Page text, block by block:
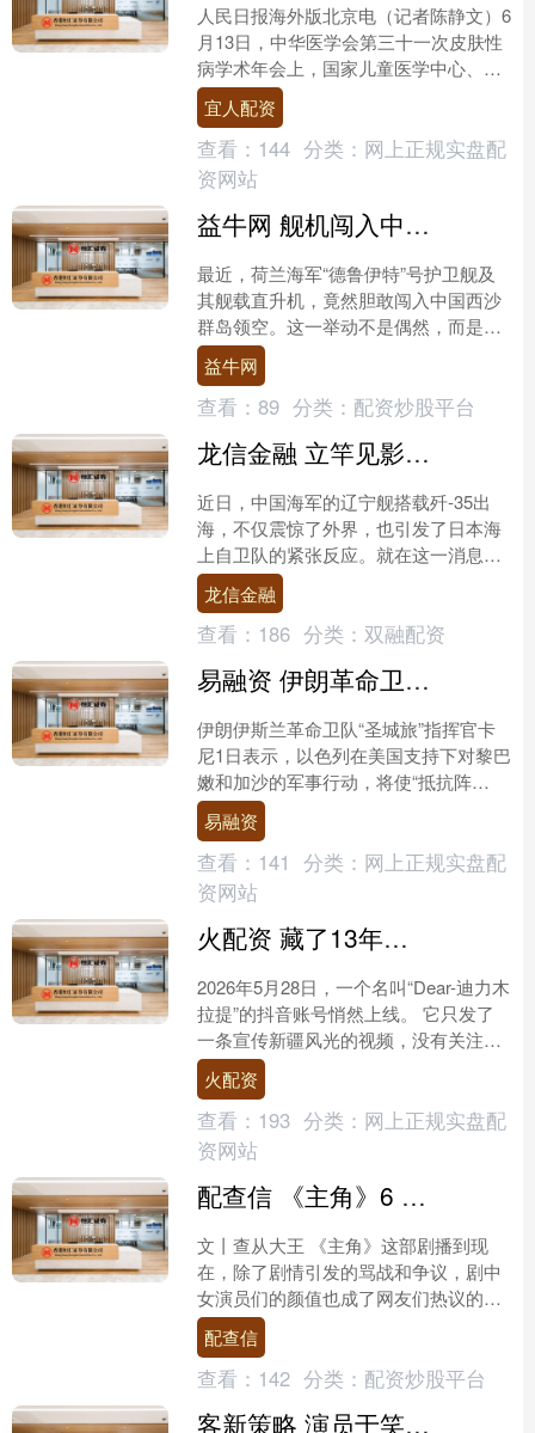
人民日报海外版北京电（记者陈静文）6
月13日，中华医学会第三十一次皮肤性
病学术年会上，国家儿童医学中心、北
京儿童医院梁源教授发布泽立美®本维
莫德乳膏治疗3—24....
宜人配资
查看： 144 分类： 网上正规实盘配
资网站
益牛网 舰机闯入中国西沙群岛领空后患无穷，中方代表当着各国的面，让荷兰下不来台！
最近，荷兰海军“德鲁伊特”号护卫舰及
其舰载直升机，竟然胆敢闯入中国西沙
群岛领空。这一举动不是偶然，而是欧
洲一些国家在亚太地区日益凸显存在
感、试图借“航行自由”的....
益牛网
查看： 89 分类： 配资炒股平台
龙信金融 立竿见影？辽宁舰搭载歼-35出海后，日本取消航母起降F-35B测试
近日，中国海军的辽宁舰搭载歼-35出
海，不仅震惊了外界，也引发了日本海
上自卫队的紧张反应。就在这一消息传
出不久后，日本共同社于5月30日宣
布，由于“部队运用和恶....
龙信金融
查看： 186 分类： 双融配资
易融资 伊朗革命卫队暗示曼德海峡通航将受管控
伊朗伊斯兰革命卫队“圣城旅”指挥官卡
尼1日表示，以色列在美国支持下对黎巴
嫩和加沙的军事行动，将使“抵抗阵
线”扩大对这两个战线的支持并“激活”其
他战线，曼德海峡的....
易融资
查看： 141 分类： 网上正规实盘配
资网站
火配资 藏了13年！原来迪丽热巴的父亲竟是熟悉的他，难怪女儿能大红大紫
2026年5月28日，一个名叫“Dear-迪力木
拉提”的抖音账号悄然上线。 它只发了
一条宣传新疆风光的视频，没有关注任
何人，连自己的顶流明星女儿都没关
注。 24....
火配资
查看： 193 分类： 网上正规实盘配
资网站
配查信 《主角》6 位美女颜值排名，刘浩存倒数，王丽坤第 4，第 1 最意外
文丨查从大王 《主角》这部剧播到现
在，除了剧情引发的骂战和争议，剧中
女演员们的颜值也成了网友们热议的对
象。 张艺谋监制的剧，镜头审美那绝对
是没话说，每一个女性角....
配查信
查看： 142 分类： 配资炒股平台
客新策略 演员于笑白血病康复，向医生女友求婚：从前，是她治愈我的生命